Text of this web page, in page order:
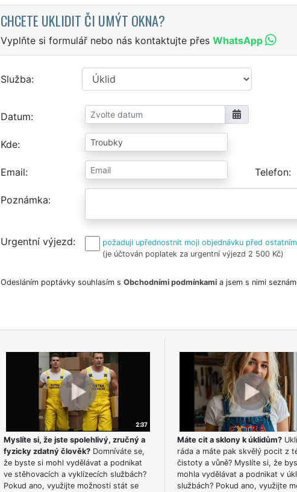
CHCETE UKLIDIT ČI UMÝT OKNA?
Vyplňte si formulář nebo nás kontaktujte přes WhatsApp
Služba
Datum
Kde
Email Telefon
Poznámka
Urgentní výjezd
požaduji upřednostnit moji objednávku před
(je účtován poplatek za urgentní výjezd 2 500 Kč)
Odesláním poptávky souhlasím s Obchodními podmínkamia jsem s nimi
Myslíte si, že jste spolehlivý, zručný a
fyzicky zdatný člověk?Domníváte se,
že byste si mohl vydělávat a podnikat
ve stěhovacích a vyklízecích službách?
Pokud ano, využijte možnosti stát se
Máte cit a sklony k úklidům?
ráda a máte pak skvělý pocit z
čistoty a vůně? Myslíte si, že
mohla vydělávat a podnikat v
službách? Pokud ano, využijte